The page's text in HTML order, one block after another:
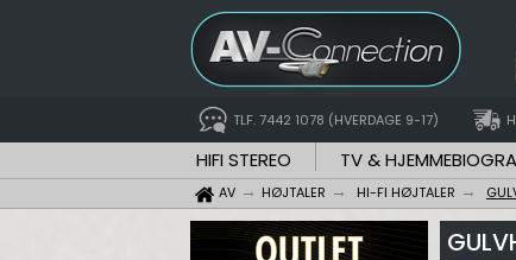
TLF. 7442 1078 (HVERDAGE 9-17)
HIFI STEREO TV &
AV HØJTALER HI-FI HØJTALER